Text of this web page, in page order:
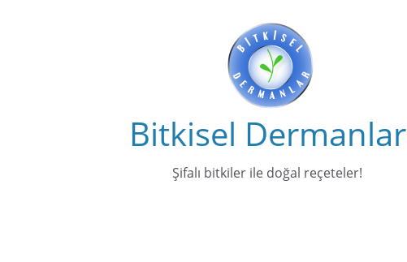
Bitkisel Dermanlar
Şifalı bitkiler ile doğal reçeteler!